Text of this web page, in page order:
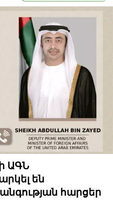
ԱԳՆ
են
հարցեր